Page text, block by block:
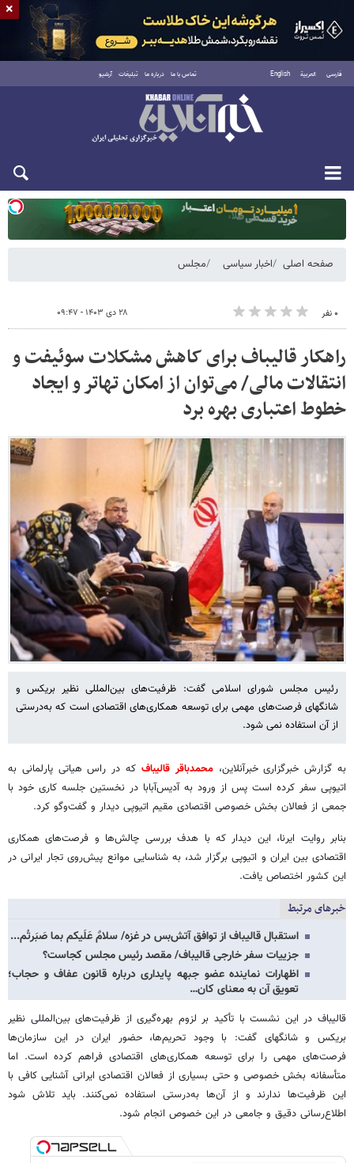
فارسی العربية English تماس با ما درباره ما تبلیغات آرشیو
یکشنبه ۱۸ مرداد ۱۴۰۵
صفحه اصلی اخبار سیاسی مجلس
۰ نفر ۲۸ دی ۱۴۰۳ - ۰۹:۴۷
راهکار قالیباف برای کاهش مشکلات سوئیفت و
انتقالات مالی/ می‌توان از امکان تهاتر و ایجاد
خطوط اعتباری بهره برد
رئیس مجلس شورای اسلامی گفت: ظرفیت‌های بین‌المللی نظیر بریکس و
شانگهای فرصت‌های مهمی برای توسعه همکاری‌های اقتصادی است که به‌درستی
از آن استفاده نمی شود.
به گزارش خبرگزاری خبرآنلاین،محمدباقر قالیباف که در راس هیاتی پارلمانی به
اتیوپی سفر کرده است پس از ورود به آدیس‌آبابا در نخستین جلسه کاری خود با
جمعی از فعالان بخش خصوصی اقتصادی مقیم اتیوپی دیدار و گفت‌وگو کرد.
بنابر روایت ایرنا، این دیدار که با هدف بررسی چالش‌ها و فرصت‌های همکاری
اقتصادی بین ایران و اتیوپی برگزار شد، به شناسایی موانع پیش‌روی تجار ایرانی در
این کشور اختصاص یافت.
خبرهای مرتبط
استقبال قالیباف از توافق آتش‌بس در غزه/ سلامٌ عَلَیکم بما صَبَرتُم...
جزییات سفر خارجی قالیباف/ مقصد رئیس مجلس کجاست؟
اظهارات نماینده عضو جبهه پایداری درباره قانون عفاف و حجاب؛
تعویق آن به معنای کان…
قالیباف در این نشست با تأکید بر لزوم بهره‌گیری از ظرفیت‌های بین‌المللی نظیر
بریکس و شانگهای گفت: با وجود تحریم‌ها، حضور ایران در این سازمان‌ها
فرصت‌های مهمی را برای توسعه همکاری‌های اقتصادی فراهم کرده است. اما
متأسفانه بخش خصوصی و حتی بسیاری از فعالان اقتصادی ایرانی آشنایی کافی با
این ظرفیت‌ها ندارند و از آن‌ها به‌درستی استفاده نمی‌کنند. باید تلاش شود
اطلاع‌رسانی دقیق و جامعی در این خصوص انجام شود.
×